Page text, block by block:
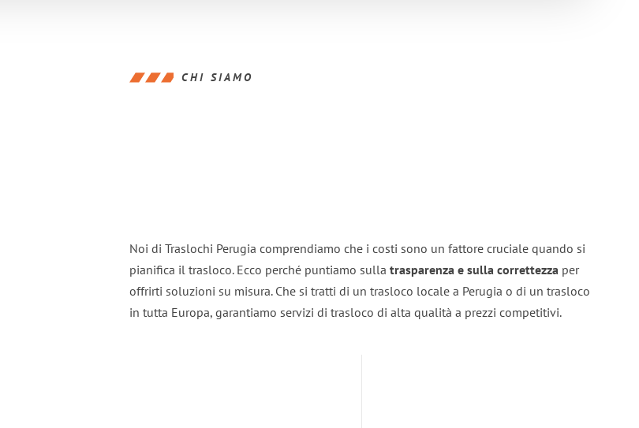
CHI SIAMO
Noi di Traslochi Perugia comprendiamo che i costi sono un fattore cruciale quando si
pianifica il trasloco. Ecco perché puntiamo sulla trasparenza e sulla correttezza per
offrirti soluzioni su misura. Che si tratti di un trasloco locale a Perugia o di un trasloco
in tutta Europa, garantiamo servizi di trasloco di alta qualità a prezzi competitivi.